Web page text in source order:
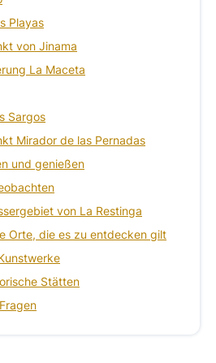
Playas
von Jinama
La Maceta
Sargos
Mirador de las Pernadas
und genießen
von La Restinga
Orte, die es zu entdecken gilt
Stätten